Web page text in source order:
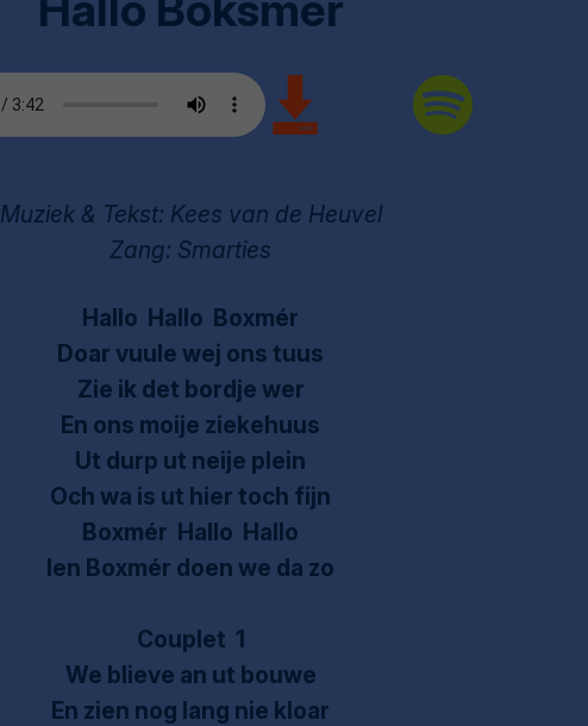
Muziek & Tekst: Kees van de Heuvel
Zang: Smarties
Hallo Hallo Boxmér
Doar vuule wej ons tuus
Zie ik det bordje wer
En ons moije ziekehuus
Ut durp ut neije plein
Och wa is ut hier toch fijn
Boxmér Hallo Hallo
Ien Boxmér doen we da zo
Couplet 1
We blieve an ut bouwe
En zien nog lang nie kloar